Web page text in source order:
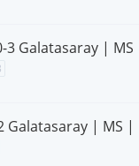
Galatasaray | MS
Galatasaray | MS |